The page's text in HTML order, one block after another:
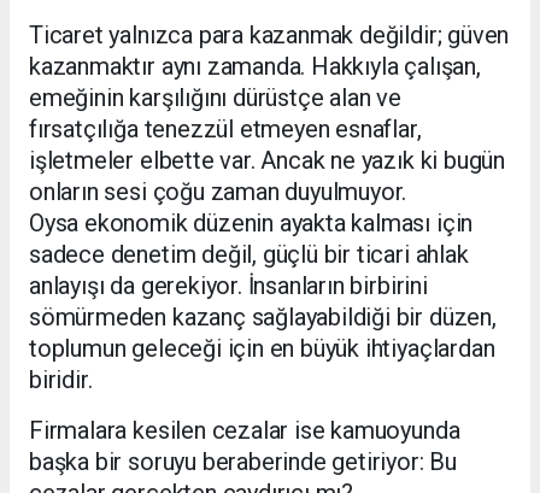
Ticaret yalnızca para kazanmak değildir; güven
kazanmaktır aynı zamanda. Hakkıyla çalışan,
emeğinin karşılığını dürüstçe alan ve
fırsatçılığa tenezzül etmeyen esnaflar,
işletmeler elbette var. Ancak ne yazık ki bugün
onların sesi çoğu zaman duyulmuyor.
Oysa ekonomik düzenin ayakta kalması için
sadece denetim değil, güçlü bir ticari ahlak
anlayışı da gerekiyor. İnsanların birbirini
sömürmeden kazanç sağlayabildiği bir düzen,
toplumun geleceği için en büyük ihtiyaçlardan
biridir.
Firmalara kesilen cezalar ise kamuoyunda
başka bir soruyu beraberinde getiriyor: Bu